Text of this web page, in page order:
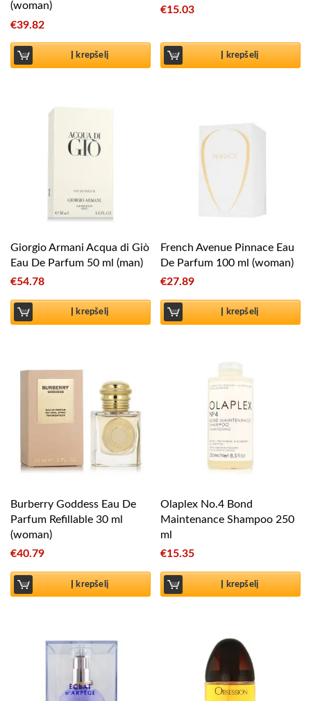
(woman)
€39.82
Į krepšelį
€15.03
Į krepšelį
Giorgio Armani Acqua di Giò
Eau De Parfum 50 ml (man)
€54.78
Į krepšelį
French Avenue Pinnace Eau
De Parfum 100 ml (woman)
€27.89
Į krepšelį
Burberry Goddess Eau De
Parfum Refillable 30 ml
(woman)
€40.79
Į krepšelį
Olaplex No.4 Bond
Maintenance Shampoo 250
ml
€15.35
Į krepšelį